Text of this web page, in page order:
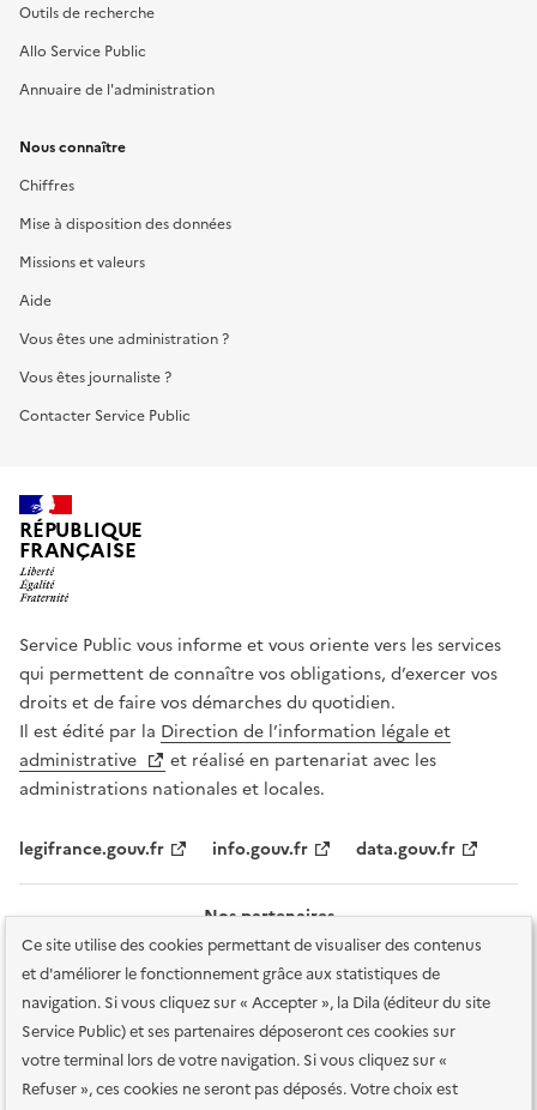
Ce site utilise des cookies permettant de visualiser des contenus
et d'améliorer le fonctionnement grâce aux statistiques de
navigation. Si vous cliquez sur « Accepter », la Dila (éditeur du site
Service Public) et ses partenaires déposeront ces cookies sur
votre terminal lors de votre navigation. Si vous cliquez sur «
Refuser », ces cookies ne seront pas déposés. Votre choix est
Outils de recherche
Allo Service Public
Annuaire de l'administration
Nous connaître
Chiffres
Mise à disposition des données
Missions et valeurs
Aide
Vous êtes une administration ?
Vous êtes journaliste ?
Contacter Service Public
RÉPUBLIQUE
FRANÇAISE
Service Public vous informe et vous oriente vers les services
qui permettent de connaître vos obligations, d’exercer vos
droits et de faire vos démarches du quotidien.
Il est édité par la Direction de l’information légale et
administrative
et réalisé en partenariat avec les
administrations nationales et locales.
legifrance.gouv.fr info.gouv.fr data.gouv.fr
Nos partenaires
Plan du site Accessibilité : totalement conforme
Accessibilité des